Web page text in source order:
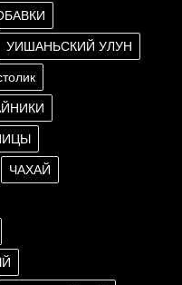
УИШАНЬСКИЙ УЛУН
ЧАХАЙ